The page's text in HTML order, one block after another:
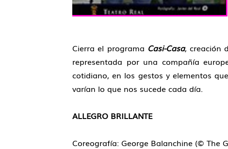
Cierra el programa Casi-Casa, creación
representada por una compañía
cotidiano, en los gestos y elementos
varían lo que nos sucede cada día.
ALLEGRO BRILLANTE
Coreografía: George Balanchine (© The